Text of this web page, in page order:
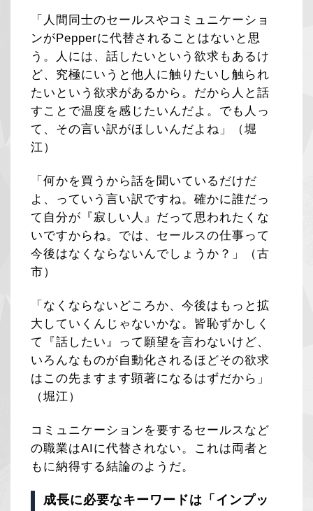
「人間同士のセールスやコミュニケーショ
ンがPepperに代替されることはないと思
う。人には、話したいという欲求もあるけ
ど、究極にいうと他人に触りたいし触られ
たいという欲求があるから。だから人と話
すことで温度を感じたいんだよ。でも人っ
て、その言い訳がほしいんだよね」（堀
江）
「何かを買うから話を聞いているだけだ
よ、っていう言い訳ですね。確かに誰だっ
て自分が『寂しい人』だって思われたくな
いですからね。では、セールスの仕事って
今後はなくならないんでしょうか？」（古
市）
「なくならないどころか、今後はもっと拡
大していくんじゃないかな。皆恥ずかしく
て『話したい』って願望を言わないけど、
いろんなものが自動化されるほどその欲求
はこの先ますます顕著になるはずだから」
（堀江）
コミュニケーションを要するセールスなど
の職業はAIに代替されない。これは両者と
もに納得する結論のようだ。
成長に必要なキーワードは「インプッ